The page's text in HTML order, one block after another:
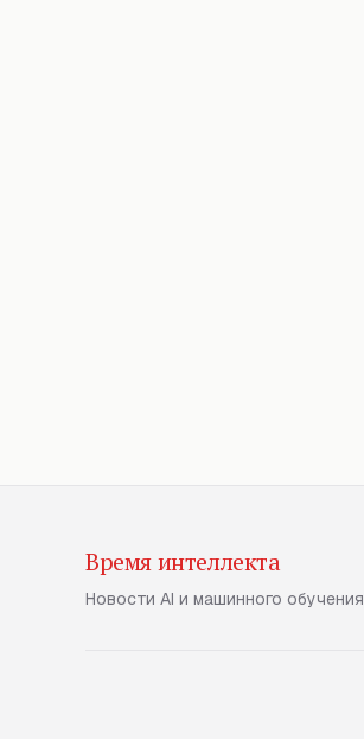
Время интеллекта
Новости AI и машинного обучения